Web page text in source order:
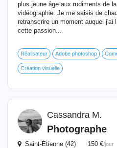
plus jeune âge aux rudiments de
vidéographie. Je me saisis de
retranscrire un moment auquel
cette passion...
Réalisateur Adobe photoshop
Création visuelle
Cassandra M.
Photographe
Saint-Étienne (42) 150 €/jour